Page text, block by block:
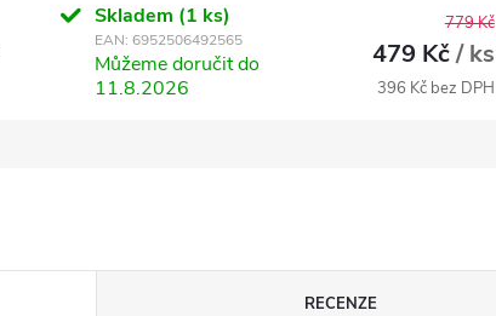
Skladem (1 ks)
EAN: 6952506492565
Můžeme doručit do
11.8.2026
779 Kč
479 Kč/ ks
396 Kč bez DPH
RECENZE